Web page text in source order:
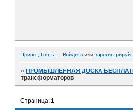
Привет, Гость! Войдите или
»ПРОМЫШЛЕННАЯ ДОСКА
трансформаторов
Страница:1